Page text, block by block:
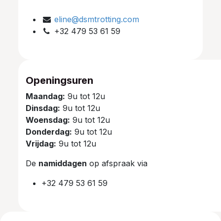
eline@dsmtrotting.com
+32 479 53 61 59
Openingsuren
Maandag: 9u tot 12u
Dinsdag: 9u tot 12u
Woensdag: 9u tot 12u
Donderdag: 9u tot 12u
Vrijdag: 9u tot 12u
De namiddagen op afspraak via
+32 479 53 61 59